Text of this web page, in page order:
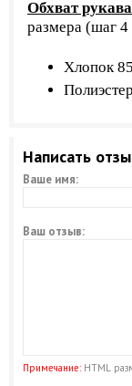
Обхват
размера (шаг 4
Хлопок
Написать
Ваше имя:
Ваш отзыв:
Примечание:HTML